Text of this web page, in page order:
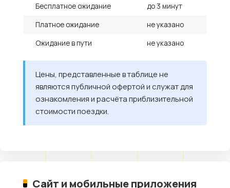
Бесплатное ожидание
до 3 минут
Платное ожидание
не указано
Ожидание в пути
не указано
Цены, представленные в таблице не
являются публичной офертой и служат для
ознакомления и расчёта приблизительной
стоимости поездки.
Сайт и мобильные приложения